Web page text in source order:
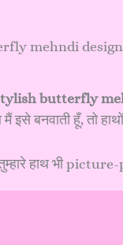
butterfly
बनवाती हूँ, तो
तुम्हारे हाथ भी